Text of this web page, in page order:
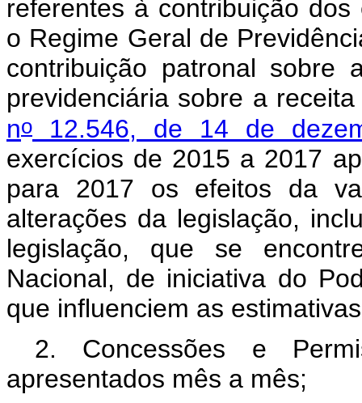
referentes à contribuição
o Regime Geral de
contribuição patronal sobre
previdenciária sobre a
no 12.546, de 14 de
exercícios de 2015 a 2017
para 2017 os efeitos da
alterações da legislação,
legislação, que se
Nacional, de iniciativa do
que influenciem as
2. Concessões e
apresentados mês a mês;